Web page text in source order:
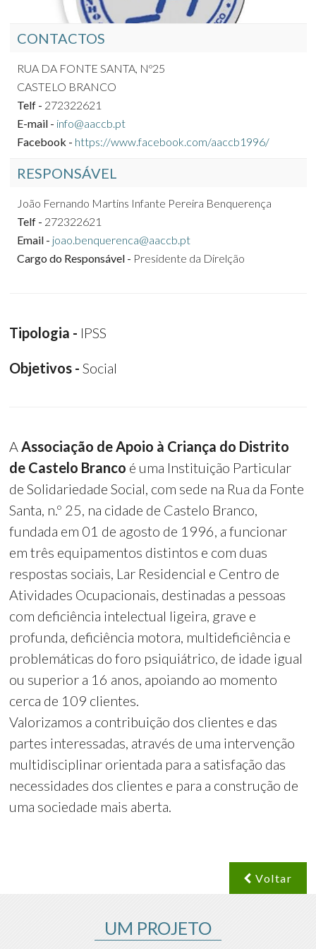
CONTACTOS
RUA DA FONTE SANTA, Nº25
CASTELO BRANCO
Telf - 272322621
E-mail - info@aaccb.pt
Facebook - https://www.facebook.com/aaccb1996/
RESPONSÁVEL
João Fernando Martins Infante Pereira Benquerença
Telf - 272322621
Email - joao.benquerenca@aaccb.pt
Cargo do Responsável - Presidente da Direlção
Tipologia - IPSS
Objetivos - Social
A Associação de Apoio à Criança do Distrito
de Castelo Branco é uma Instituição Particular
de Solidariedade Social, com sede na Rua da Fonte
Santa, n.º 25, na cidade de Castelo Branco,
fundada em 01 de agosto de 1996, a funcionar
em três equipamentos distintos e com duas
respostas sociais, Lar Residencial e Centro de
Atividades Ocupacionais, destinadas a pessoas
com deficiência intelectual ligeira, grave e
profunda, deficiência motora, multideficiência e
problemáticas do foro psiquiátrico, de idade igual
ou superior a 16 anos, apoiando ao momento
cerca de 109 clientes.
Valorizamos a contribuição dos clientes e das
partes interessadas, através de uma intervenção
multidisciplinar orientada para a satisfação das
necessidades dos clientes e para a construção de
uma sociedade mais aberta.
Voltar
UM PROJETO